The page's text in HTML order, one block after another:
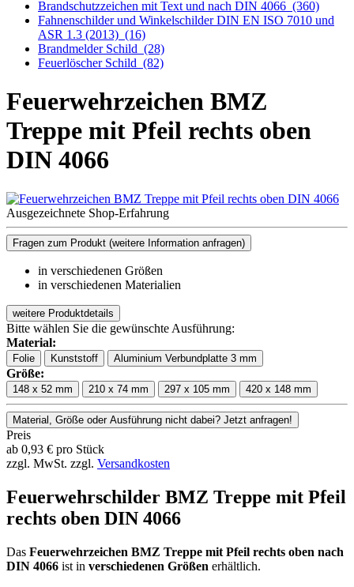
Brandschutzzeichen mit Text und nach DIN 4066 (360)
Fahnenschilder und Winkelschilder DIN EN ISO 7010 und
ASR 1.3 (2013) (16)
Brandmelder Schild (28)
Feuerlöscher Schild (82)
Feuerwehrzeichen BMZ
Treppe mit Pfeil rechts oben
DIN 4066
Ausgezeichnete Shop-Erfahrung
Fragen zum Produkt (weitere Information anfragen)
in verschiedenen Größen
in verschiedenen Materialien
weitere Produktdetails
Bitte wählen Sie die gewünschte Ausführung:
Material:
Folie Kunststoff Aluminium Verbundplatte 3 mm
Größe:
148 x 52 mm 210 x 74 mm 297 x 105 mm 420 x 148 mm
Material, Größe oder Ausführung nicht dabei? Jetzt anfragen!
Preis
ab 0,93 € pro Stück
zzgl. MwSt. zzgl. Versandkosten
Feuerwehrschilder BMZ Treppe mit Pfeil
rechts oben DIN 4066
Das Feuerwehrzeichen BMZ Treppe mit Pfeil rechts oben nach
DIN 4066 ist in verschiedenen Größen erhältlich.